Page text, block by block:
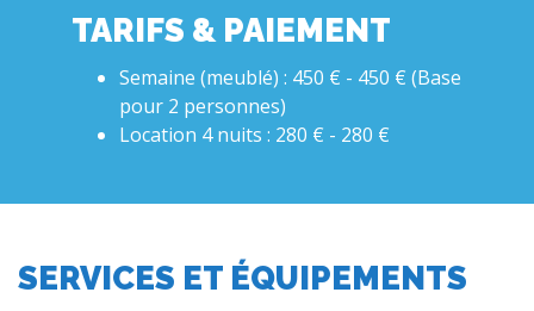
TARIFS & PAIEMENT
Semaine (meublé) : 450 € - 450 € (Base
pour 2 personnes)
Location 4 nuits : 280 € - 280 €
SERVICES ET ÉQUIPEMENTS